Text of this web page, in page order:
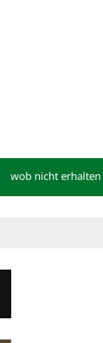
wob nicht erhalten